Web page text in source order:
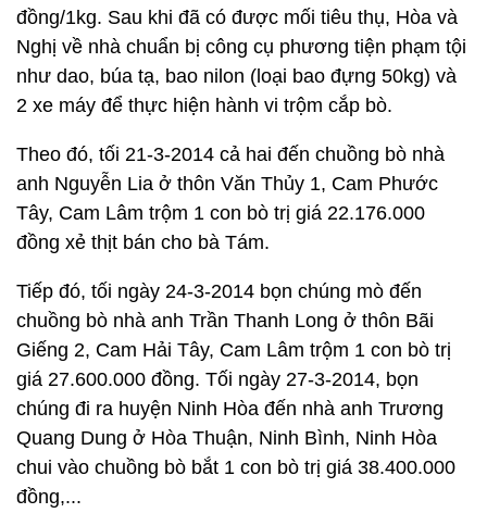
đồng/1kg. Sau khi đã có được mối tiêu thụ, Hòa và
Nghị về nhà chuẩn bị công cụ phương tiện phạm tội
như dao, búa tạ, bao nilon (loại bao đựng 50kg) và
2 xe máy để thực hiện hành vi trộm cắp bò.
Theo đó, tối 21-3-2014 cả hai đến chuồng bò nhà
anh Nguyễn Lia ở thôn Văn Thủy 1, Cam Phước
Tây, Cam Lâm trộm 1 con bò trị giá 22.176.000
đồng xẻ thịt bán cho bà Tám.
Tiếp đó, tối ngày 24-3-2014 bọn chúng mò đến
chuồng bò nhà anh Trần Thanh Long ở thôn Bãi
Giếng 2, Cam Hải Tây, Cam Lâm trộm 1 con bò trị
giá 27.600.000 đồng. Tối ngày 27-3-2014, bọn
chúng đi ra huyện Ninh Hòa đến nhà anh Trương
Quang Dung ở Hòa Thuận, Ninh Bình, Ninh Hòa
chui vào chuồng bò bắt 1 con bò trị giá 38.400.000
đồng,...